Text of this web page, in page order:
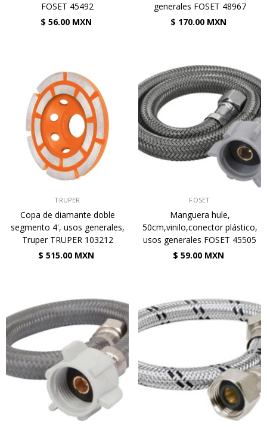
FOSET 45492
$ 56.00 MXN
generales FOSET 48967
$ 170.00 MXN
TRUPER
Copa de diamante doble
segmento 4', usos generales,
Truper TRUPER 103212
$ 515.00 MXN
FOSET
Manguera hule,
50cm,vinilo,conector plástico,
usos generales FOSET 45505
$ 59.00 MXN